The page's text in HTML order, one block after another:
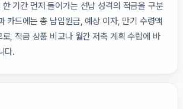
기간 먼저 들어가는 선납 성격의 적금을 구분
카드에는 총 납입원금, 예상 이자, 만기 수령액
, 적금 상품 비교나 월간 저축 계획 수립에 바
다.